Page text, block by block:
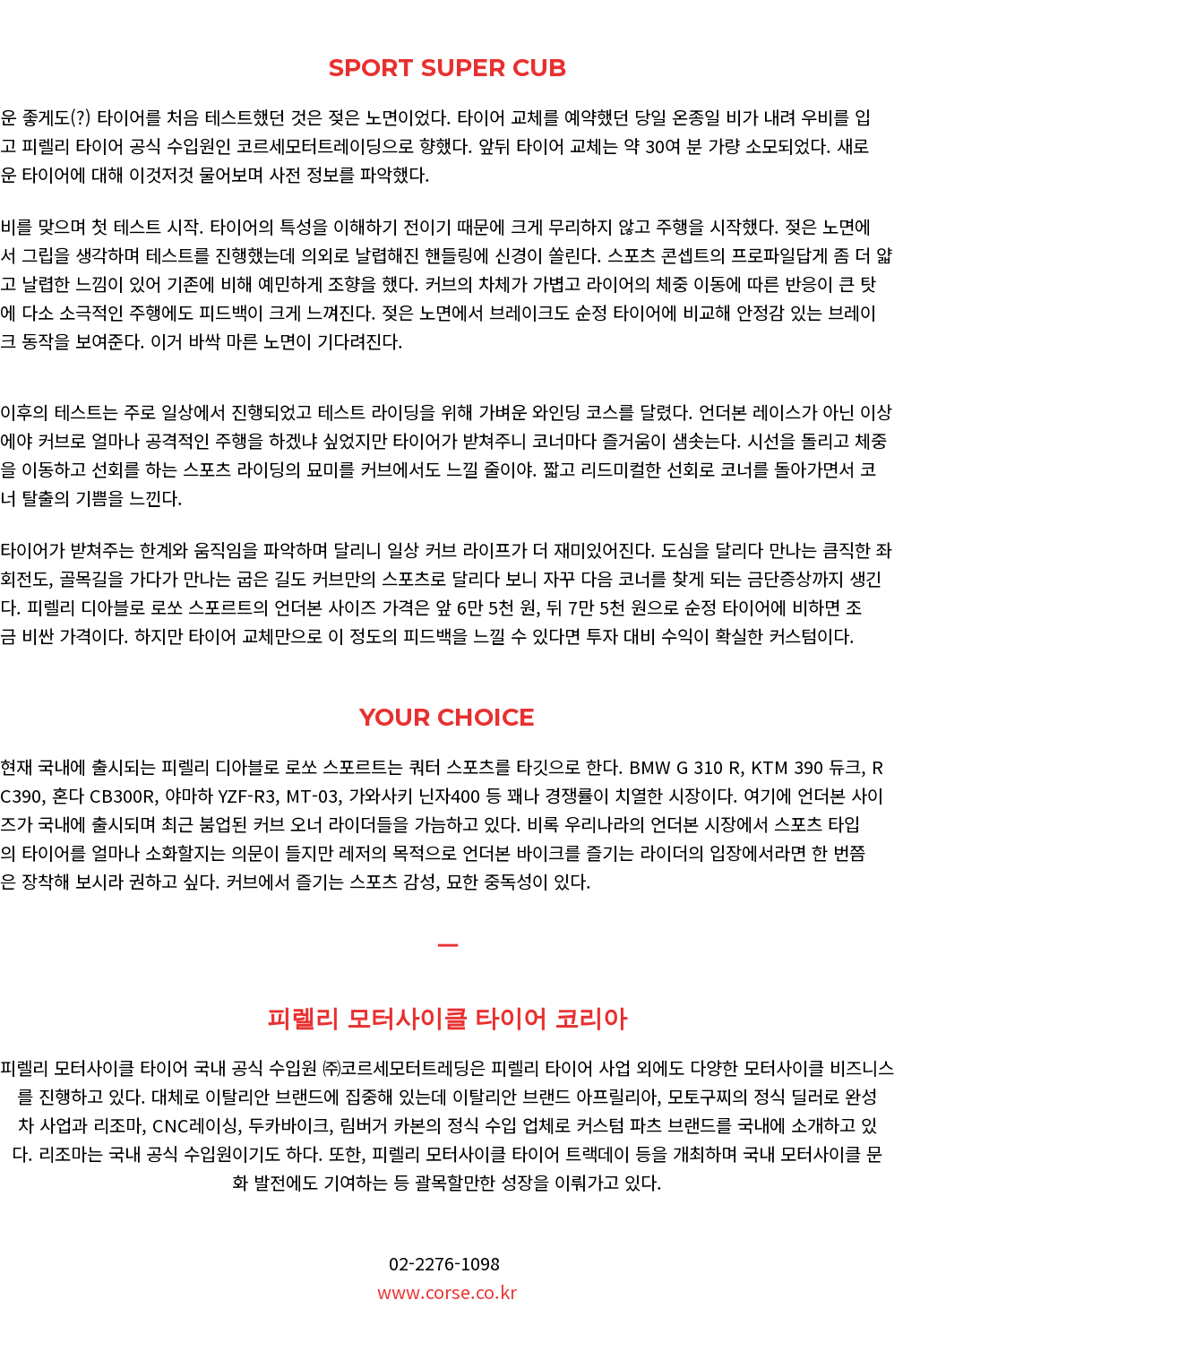
SPORT SUPER CUB
운 좋게도(?) 타이어를 처음 테스트했던 것은 젖은 노면이었다. 타이어 교체를 예약했던 당일 온종일 비가 내려 우비를 입
고 피렐리 타이어 공식 수입원인 코르세모터트레이딩으로 향했다. 앞뒤 타이어 교체는 약 30여 분 가량 소모되었다. 새로
운 타이어에 대해 이것저것 물어보며 사전 정보를 파악했다.
비를 맞으며 첫 테스트 시작. 타이어의 특성을 이해하기 전이기 때문에 크게 무리하지 않고 주행을 시작했다. 젖은 노면에
서 그립을 생각하며 테스트를 진행했는데 의외로 날렵해진 핸들링에 신경이 쏠린다. 스포츠 콘셉트의 프로파일답게 좀 더 얇
고 날렵한 느낌이 있어 기존에 비해 예민하게 조향을 했다. 커브의 차체가 가볍고 라이어의 체중 이동에 따른 반응이 큰 탓
에 다소 소극적인 주행에도 피드백이 크게 느껴진다. 젖은 노면에서 브레이크도 순정 타이어에 비교해 안정감 있는 브레이
크 동작을 보여준다. 이거 바싹 마른 노면이 기다려진다.
이후의 테스트는 주로 일상에서 진행되었고 테스트 라이딩을 위해 가벼운 와인딩 코스를 달렸다. 언더본 레이스가 아닌 이상
에야 커브로 얼마나 공격적인 주행을 하겠냐 싶었지만 타이어가 받쳐주니 코너마다 즐거움이 샘솟는다. 시선을 돌리고 체중
을 이동하고 선회를 하는 스포츠 라이딩의 묘미를 커브에서도 느낄 줄이야. 짧고 리드미컬한 선회로 코너를 돌아가면서 코
너 탈출의 기쁨을 느낀다.
타이어가 받쳐주는 한계와 움직임을 파악하며 달리니 일상 커브 라이프가 더 재미있어진다. 도심을 달리다 만나는 큼직한 좌
회전도, 골목길을 가다가 만나는 굽은 길도 커브만의 스포츠로 달리다 보니 자꾸 다음 코너를 찾게 되는 금단증상까지 생긴
다. 피렐리 디아블로 로쏘 스포르트의 언더본 사이즈 가격은 앞 6만 5천 원, 뒤 7만 5천 원으로 순정 타이어에 비하면 조
금 비싼 가격이다. 하지만 타이어 교체만으로 이 정도의 피드백을 느낄 수 있다면 투자 대비 수익이 확실한 커스텀이다.
YOUR CHOICE
현재 국내에 출시되는 피렐리 디아블로 로쏘 스포르트는 쿼터 스포츠를 타깃으로 한다. BMW G 310 R, KTM 390 듀크, R
C390, 혼다 CB300R, 야마하 YZF-R3, MT-03, 가와사키 닌자400 등 꽤나 경쟁률이 치열한 시장이다. 여기에 언더본 사이
즈가 국내에 출시되며 최근 붐업된 커브 오너 라이더들을 가늠하고 있다. 비록 우리나라의 언더본 시장에서 스포츠 타입
의 타이어를 얼마나 소화할지는 의문이 들지만 레저의 목적으로 언더본 바이크를 즐기는 라이더의 입장에서라면 한 번쯤
은 장착해 보시라 권하고 싶다. 커브에서 즐기는 스포츠 감성, 묘한 중독성이 있다.
ㅡ
피렐리 모터사이클 타이어 코리아
피렐리 모터사이클 타이어 국내 공식 수입원 ㈜코르세모터트레딩은 피렐리 타이어 사업 외에도 다양한 모터사이클 비즈니스
를 진행하고 있다. 대체로 이탈리안 브랜드에 집중해 있는데 이탈리안 브랜드 아프릴리아, 모토구찌의 정식 딜러로 완성
차 사업과 리조마, CNC레이싱, 두카바이크, 림버거 카본의 정식 수입 업체로 커스텀 파츠 브랜드를 국내에 소개하고 있
다. 리조마는 국내 공식 수입원이기도 하다. 또한, 피렐리 모터사이클 타이어 트랙데이 등을 개최하며 국내 모터사이클 문
화 발전에도 기여하는 등 괄목할만한 성장을 이뤄가고 있다.
02-2276-1098
www.corse.co.kr